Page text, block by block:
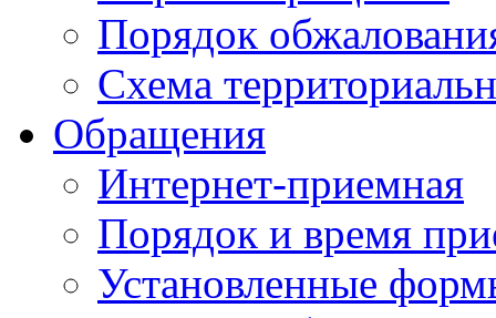
Порядок
Схема
Обращения
Интернет-приемная
Порядок и время
Установленные